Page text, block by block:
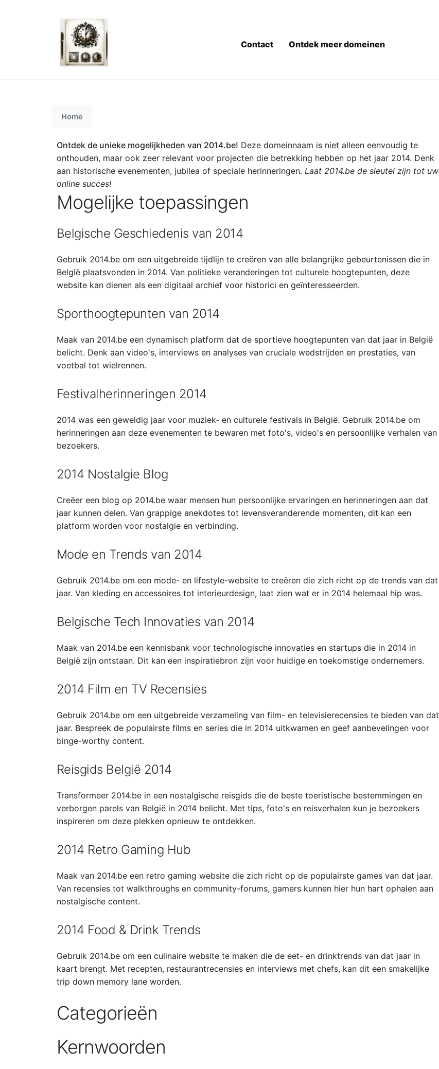
Contact Ontdek meer domeinen
Home
Ontdek de unieke mogelijkheden van 2014.be! Deze domeinnaam is niet alleen eenvoudig te
onthouden, maar ook zeer relevant voor projecten die betrekking hebben op het jaar 2014. Denk
aan historische evenementen, jubilea of speciale herinneringen. Laat 2014.be de sleutel zijn tot uw
online succes!
Mogelijke toepassingen
Belgische Geschiedenis van 2014
Gebruik 2014.be om een uitgebreide tijdlijn te creëren van alle belangrijke gebeurtenissen die in
België plaatsvonden in 2014. Van politieke veranderingen tot culturele hoogtepunten, deze
website kan dienen als een digitaal archief voor historici en geïnteresseerden.
Sporthoogtepunten van 2014
Maak van 2014.be een dynamisch platform dat de sportieve hoogtepunten van dat jaar in België
belicht. Denk aan video's, interviews en analyses van cruciale wedstrijden en prestaties, van
voetbal tot wielrennen.
Festivalherinneringen 2014
2014 was een geweldig jaar voor muziek- en culturele festivals in België. Gebruik 2014.be om
herinneringen aan deze evenementen te bewaren met foto's, video's en persoonlijke verhalen van
bezoekers.
2014 Nostalgie Blog
Creëer een blog op 2014.be waar mensen hun persoonlijke ervaringen en herinneringen aan dat
jaar kunnen delen. Van grappige anekdotes tot levensveranderende momenten, dit kan een
platform worden voor nostalgie en verbinding.
Mode en Trends van 2014
Gebruik 2014.be om een mode- en lifestyle-website te creëren die zich richt op de trends van dat
jaar. Van kleding en accessoires tot interieurdesign, laat zien wat er in 2014 helemaal hip was.
Belgische Tech Innovaties van 2014
Maak van 2014.be een kennisbank voor technologische innovaties en startups die in 2014 in
België zijn ontstaan. Dit kan een inspiratiebron zijn voor huidige en toekomstige ondernemers.
2014 Film en TV Recensies
Gebruik 2014.be om een uitgebreide verzameling van film- en televisierecensies te bieden van dat
jaar. Bespreek de populairste films en series die in 2014 uitkwamen en geef aanbevelingen voor
binge-worthy content.
Reisgids België 2014
Transformeer 2014.be in een nostalgische reisgids die de beste toeristische bestemmingen en
verborgen parels van België in 2014 belicht. Met tips, foto's en reisverhalen kun je bezoekers
inspireren om deze plekken opnieuw te ontdekken.
2014 Retro Gaming Hub
Maak van 2014.be een retro gaming website die zich richt op de populairste games van dat jaar.
Van recensies tot walkthroughs en community-forums, gamers kunnen hier hun hart ophalen aan
nostalgische content.
2014 Food & Drink Trends
Gebruik 2014.be om een culinaire website te maken die de eet- en drinktrends van dat jaar in
kaart brengt. Met recepten, restaurantrecensies en interviews met chefs, kan dit een smakelijke
trip down memory lane worden.
Categorieën
Kernwoorden